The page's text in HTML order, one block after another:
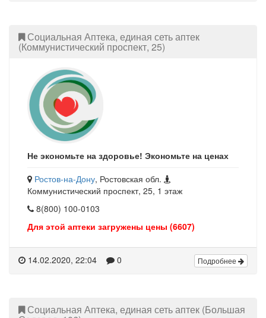
Социальная Аптека, единая сеть аптек
(Коммунистический проспект, 25)
Не экономьте на здоровье! Экономьте на ценах
Ростов-на-Дону, Ростовская обл.
Коммунистический проспект, 25, 1 этаж
8(800) 100-0103
Для этой аптеки загружены цены (6607)
14.02.2020, 22:04 0 Подробнее
Социальная Аптека, единая сеть аптек (Большая